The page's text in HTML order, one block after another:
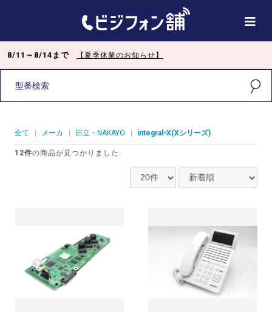
8/11～8/14まで 【夏季休業のお知らせ】
全て メーカ 日立・NAKAYO integral-X(Xシリーズ)
12件の商品が見つかりました